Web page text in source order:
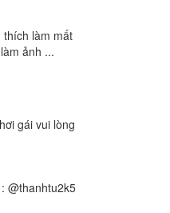
thích làm mất
ảnh ...
gái vui lòng
@thanhtu2k5